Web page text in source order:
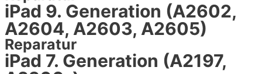
iPad 9. Generation (A2602,
A2604, A2603, A2605)
Reparatur
iPad 7. Generation (A2197,